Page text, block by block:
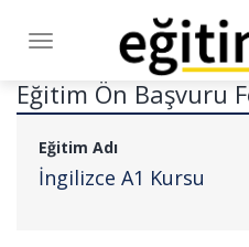
Toggle
Eğitim Ön Başvuru
Eğitim Adı
İngilizce A1 Kursu